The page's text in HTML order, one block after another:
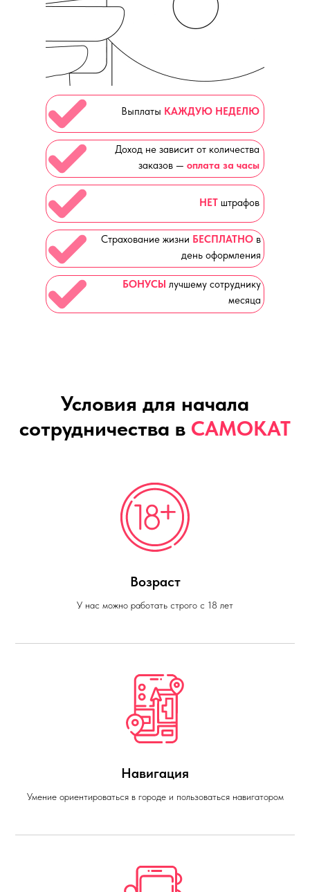
Доход не зависит от количества
заказов — оплата за часы
НЕТ штрафов
Выплаты КАЖДУЮ НЕДЕЛЮ
БОНУСЫ лучшему сотруднику
месяца
Страхование жизни БЕСПЛАТНО в
день оформления
Условия для начала
сотрудничества в САМОКАТ
Возраст
У нас можно работать строго с 18 лет
Навигация
Умение ориентироваться в городе и пользоваться навигатором